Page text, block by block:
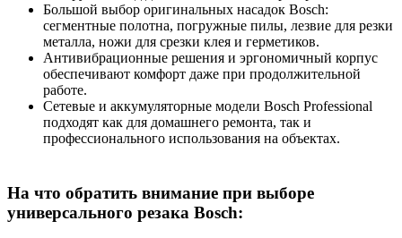
Большой выбор оригинальных насадок Bosch:
сегментные полотна, погружные пилы, лезвие для резки
металла, ножи для срезки клея и герметиков.
Антивибрационные решения и эргономичный корпус
обеспечивают комфорт даже при продолжительной
работе.
Сетевые и аккумуляторные модели Bosch Professional
подходят как для домашнего ремонта, так и
профессионального использования на объектах.
На что обратить внимание при выборе
универсального резака Bosch: